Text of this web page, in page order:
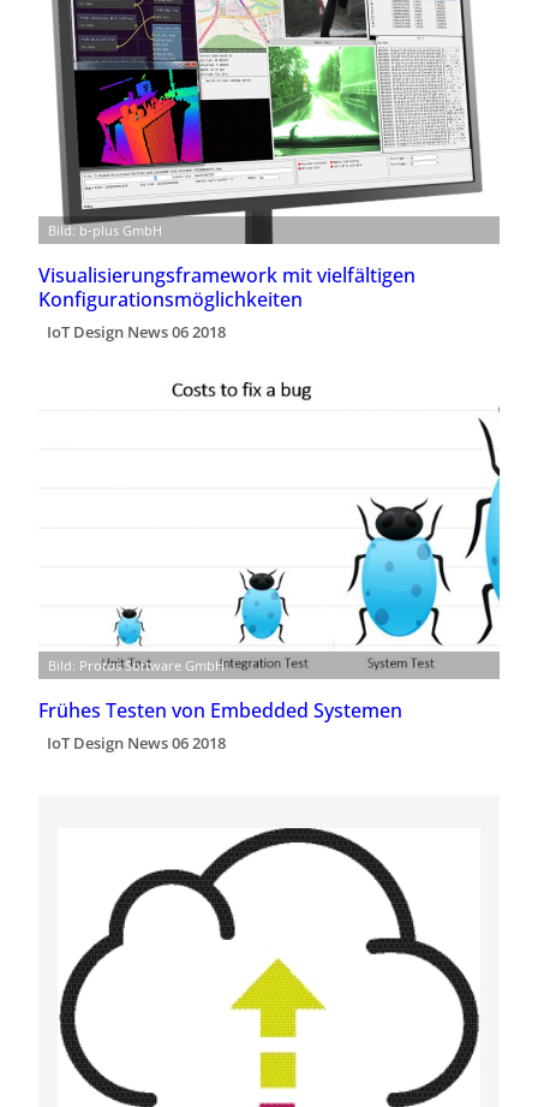
Bild: b-plus GmbH
Visualisierungsframework mit vielfältigen
Konfigurationsmöglichkeiten
IoT Design News 06 2018
Bild: Protos Software GmbH
Frühes Testen von Embedded Systemen
IoT Design News 06 2018